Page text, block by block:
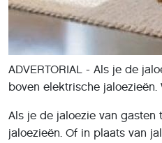
ADVERTORIAL - Als je de
boven elektrische
Als je de jaloezie van
jaloezieën. Of in plaats van